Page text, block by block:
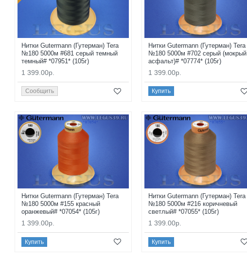
Нитки Gutermann (Гутерман) Tera
№180 5000м #681 серый темный
темный# *07951* (105г)
1 399.00р.
Сообщить
Нитки Gutermann (Гутерман) Tera
№180 5000м #702 серый (мокрый
асфальт)# *07774* (105г)
1 399.00р.
Купить
Нитки Gutermann (Гутерман) Tera
№180 5000м #155 красный
оранжевый# *07054* (105г)
1 399.00р.
Купить
Нитки Gutermann (Гутерман) Tera
№180 5000м #216 коричневый
светлый# *07055* (105г)
1 399.00р.
Купить